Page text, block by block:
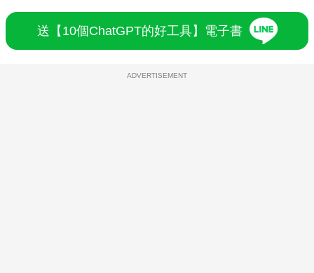
送【10個ChatGPT的好工具】電子書
ADVERTISEMENT